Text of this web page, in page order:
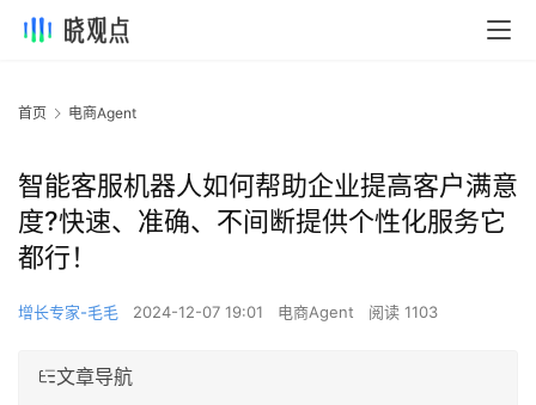
首页 电商Agent
智能客服机器人如何帮助企业提高客户满意
度?快速、准确、不间断提供个性化服务它
都行！
增长专家-毛毛 2024-12-07 19:01 电商Agent 阅读 1103
文章导航